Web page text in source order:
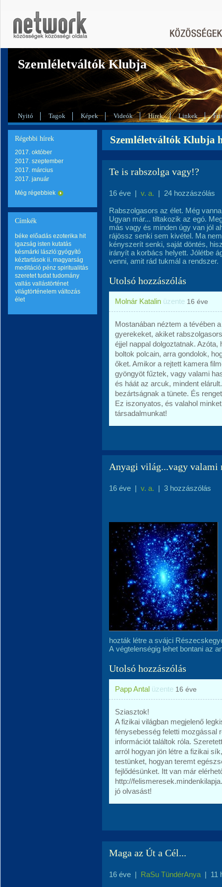
Szemléletváltók Klubja
Nyitó Tagok Képek Videók Hírek Linkek
Régebbi hírek
2017. október
2017. szeptember
2017. március
2017. január
Még régebbiek
Címkék
béke előadás ezoterika hit
igazság isten kutatás
késmárki lászló:gyógyító
kéztartások ii. magyarság
meditáció pénz spiritualitás
szeretet tudat tudomány
vallás vallástörténet
világtörténelem változás
élet
Szemléletváltók Klubja
Te is rabszolga vagy!?
16 éve | v. a. | 24 hozzászólás
Rabszolgasors az élet. Még
Ugyan már... tiltakozik az egó.
más vagy és minden úgy van jól
rájössz senki sem kivétel. Ma
kényszerít senki, saját döntés,
irányít a korbács helyett. Jólétbe
venni, amit rád tukmál a rendszer.
Utolsó hozzászólás
Molnár Katalin üzente 16 éve
Mostanában néztem a tévében
gyerekeket, akiket
éjjel nappal dolgoztatnak.
boltok polcain, arra gondolok,
őket. Amikor a rejtett kamera
gyöngyöt fűztek, vagy valami
és háát az arcuk, mindent
bezártságnak a tünete. És
Ez iszonyatos, és valahol
társadalmunkat!
Anyagi világ...vagy valami
16 éve | v. a. | 3 hozzászólás
hozták létre a svájci
A végtelenségig lehet bontani az
Utolsó hozzászólás
Papp Antal üzente 16 éve
Sziasztok!
A fizikai világban megjelenő
fénysebesség feletti mozgással
információt találtok róla.
arról hogyan jön létre a fizikai
testünket, hogyan teremt
fejlődésünket. Itt van már
http://
jó olvasást!
Maga az Út a Cél...
16 éve | RaSu TündérAnya | 11